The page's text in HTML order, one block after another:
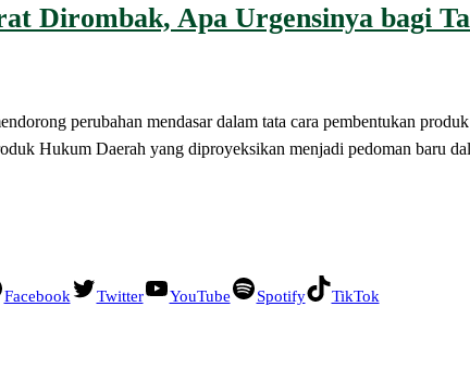
Dirombak, Apa Urgensinya bagi
perubahan mendasar dalam tata cara pembentukan
Hukum Daerah yang diproyeksikan menjadi pedoman baru
Facebook Twitter YouTube Spotify TikTok